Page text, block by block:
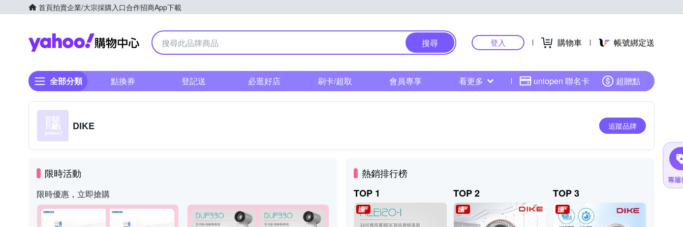
首頁拍賣企業/大宗採購入口合作招商App下載
Yahoo購物中心
搜尋 登入 購物車 帳號綁定送
全部分類 點換券 登記送 必逛好店 刷卡/超取 會員專享 看更多 uniopen 聯名卡 超贈點
DIKE 追蹤品牌
限時活動
限時優惠，立即搶購
熱銷排行榜
TOP 1
TOP 2 TOP 3